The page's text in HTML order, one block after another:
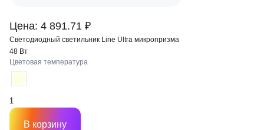
Цена: 4 891.71 ₽
Светодиодный светильник Line Ultra микропризма
48 Вт
Цветовая температура
В корзину